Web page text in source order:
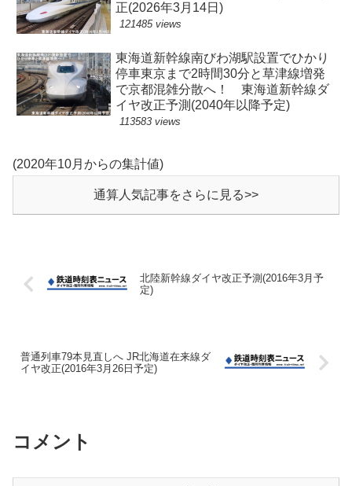
正(2026年3月14日)
121485 views
東海道新幹線南びわ湖駅設置でひかり
停車東京まで2時間30分と草津線増発
で京都混雑分散へ！ 東海道新幹線ダ
イヤ改正予測(2040年以降予定)
113583 views
(2020年10月からの集計値)
通算人気記事をさらに見る>>
北陸新幹線ダイヤ改正予測(2016年3月予
定)
普通列車79本見直しへ JR北海道在来線ダ
イヤ改正(2016年3月26日予定)
コメント